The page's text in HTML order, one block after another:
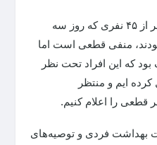
وی افزود: جواب آزمایش ۴۲ نفر از ۴۵ نفری که روز سه
منفی قطعی است اما
که این افراد تحت نظر
کرده ایم و منتظر
قطعی را اعلام کنیم.
بهداشت فردی و توصیه‌های